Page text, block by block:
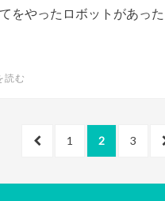
をやったロボットがあっ
読む
前
ペ1
ペ
ー
2
ペ
3